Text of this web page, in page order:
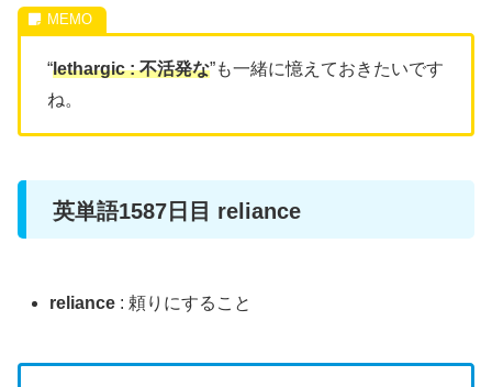
“lethargic : 不活発な”も一緒に憶えておきたいです
ね。
英単語1587日目 reliance
reliance : 頼りにすること